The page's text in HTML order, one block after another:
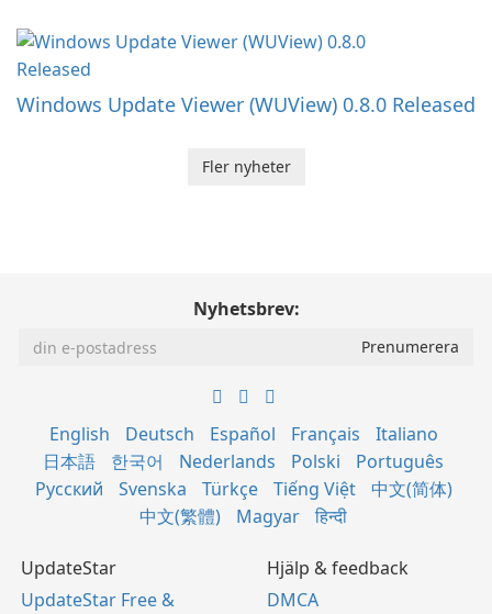
Windows Update Viewer (WUView) 0.8.0 Released
Fler nyheter
Nyhetsbrev:
English Deutsch Español Français
Italiano
日本語
한국어 Nederlands Polski
Português
Русский
Svenska Türkçe Tiếng Việt
中文(简体)
中文(繁體)
Magyar हिन्दी
UpdateStar
UpdateStar Free &
Hjälp & feedback
DMCA